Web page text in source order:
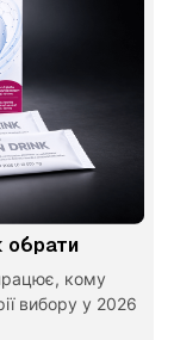
обрати
кому
вибору у 2026